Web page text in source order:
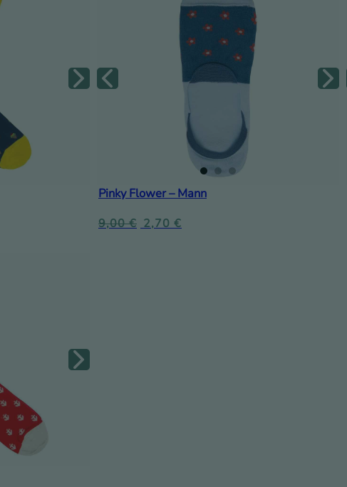
Pinky Flower – Mann
9,00€ 2,70 €